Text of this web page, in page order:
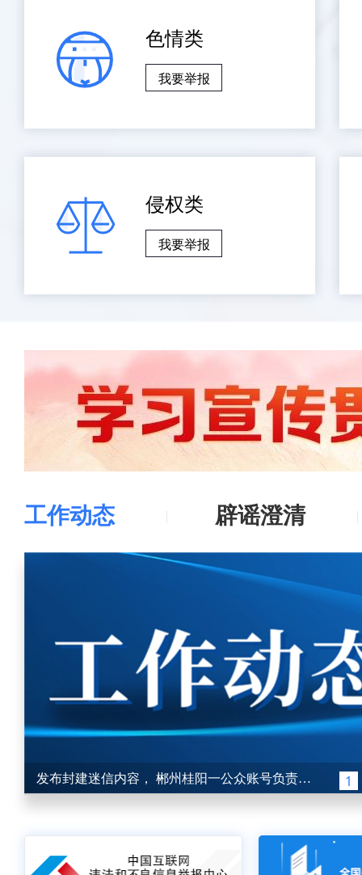
色情类
我要举报
侵权类
我要举报
工作动态 辟谣澄清
发布封建迷信内容， 郴州桂阳一公众账号负责人被约谈 1